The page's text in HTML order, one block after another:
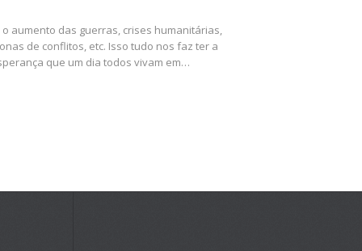
aumento das guerras, crises humanitárias,
de conflitos, etc. Isso tudo nos faz ter a
que um dia todos vivam em…